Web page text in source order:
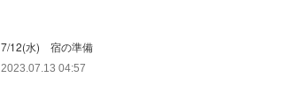
7/12(水) 宿の準備
2023.07.13 04:57